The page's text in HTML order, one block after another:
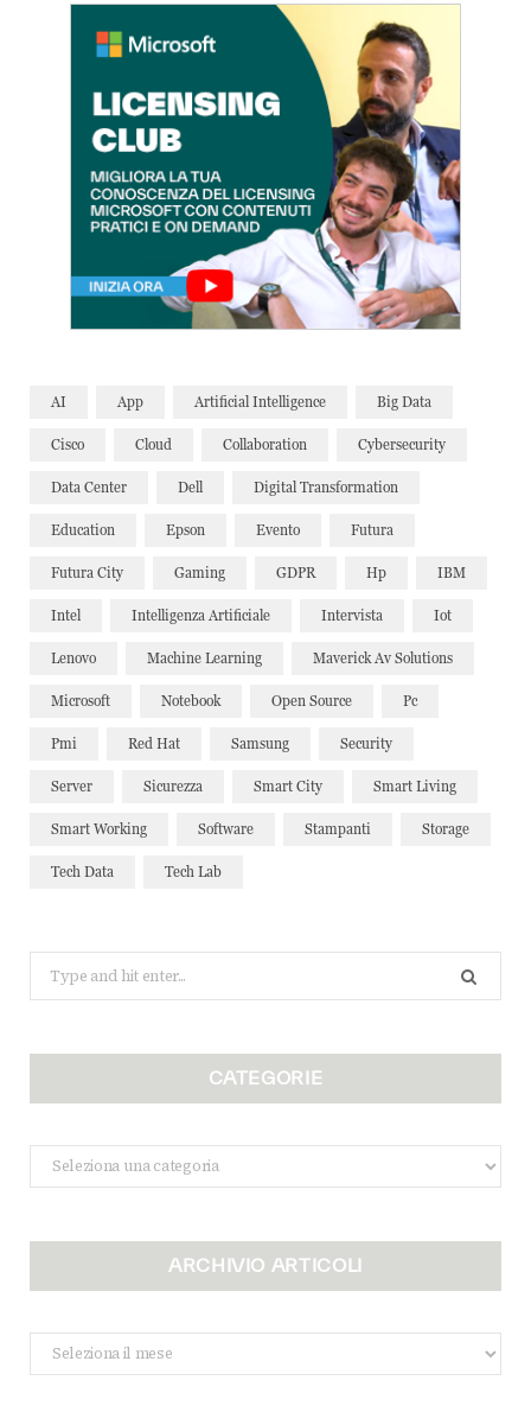
AI App Artificial Intelligence Big Data
Cisco Cloud Collaboration Cybersecurity
Data Center Dell Digital Transformation
Education Epson Evento Futura
Futura City Gaming GDPR Hp IBM
Intel Intelligenza Artificiale Intervista Iot
Lenovo Machine Learning Maverick Av Solutions
Microsoft Notebook Open Source Pc
Pmi Red Hat Samsung Security
Server Sicurezza Smart City Smart Living
Smart Working Software Stampanti Storage
Tech Data Tech Lab
for:
CATEGORIE
Categorie
ARCHIVIO ARTICOLI
Archivio
Articoli